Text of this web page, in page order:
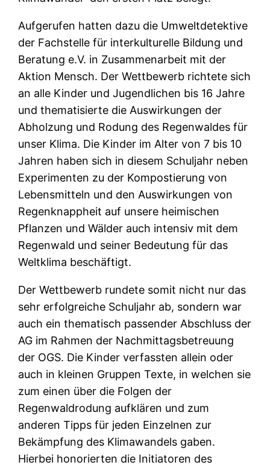
Aufgerufen hatten dazu die Umweltdetektive
der Fachstelle für interkulturelle Bildung und
Beratung e.V. in Zusammenarbeit mit der
Aktion Mensch. Der Wettbewerb richtete sich
an alle Kinder und Jugendlichen bis 16 Jahre
und thematisierte die Auswirkungen der
Abholzung und Rodung des Regenwaldes für
unser Klima. Die Kinder im Alter von 7 bis 10
Jahren haben sich in diesem Schuljahr neben
Experimenten zu der Kompostierung von
Lebensmitteln und den Auswirkungen von
Regenknappheit auf unsere heimischen
Pflanzen und Wälder auch intensiv mit dem
Regenwald und seiner Bedeutung für das
Weltklima beschäftigt.
Der Wettbewerb rundete somit nicht nur das
sehr erfolgreiche Schuljahr ab, sondern war
auch ein thematisch passender Abschluss der
AG im Rahmen der Nachmittagsbetreuung
der OGS. Die Kinder verfassten allein oder
auch in kleinen Gruppen Texte, in welchen sie
zum einen über die Folgen der
Regenwaldrodung aufklären und zum
anderen Tipps für jeden Einzelnen zur
Bekämpfung des Klimawandels gaben.
Hierbei honorierten die Initiatoren des